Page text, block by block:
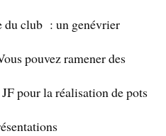
du club : un genévrier
pouvez ramener des
pour la réalisation de pots